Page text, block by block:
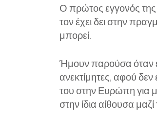
Ο πρώτος εγγονός της
τον έχει δει στην
μπορεί.
Ήμουν παρούσα όταν
ανεκτίμητες, αφού
του στην Ευρώπη για
στην ίδια αίθουσα μαζί